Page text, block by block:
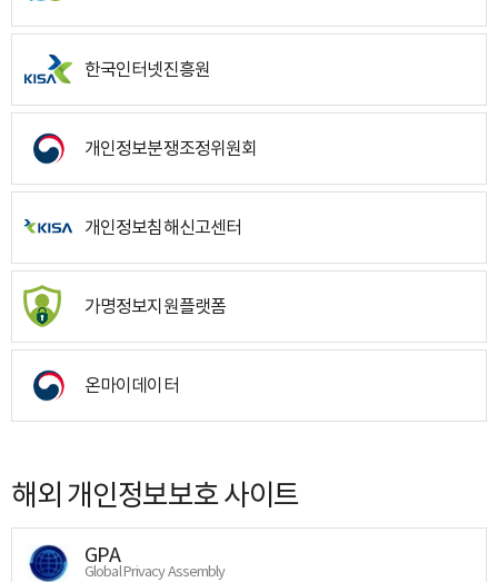
한국인터넷진흥원
개인정보분쟁조정위원회
개인정보침해신고센터
가명정보지원플랫폼
온마이데이터
해외 개인정보보호 사이트
GPA
Global Privacy Assembly